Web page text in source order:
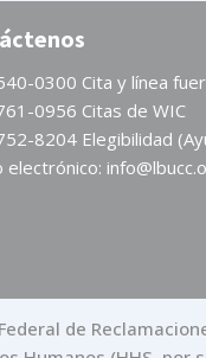
0300 Cita y línea
0956 Citas de WIC
8204 Elegibilidad
electrónico:
de